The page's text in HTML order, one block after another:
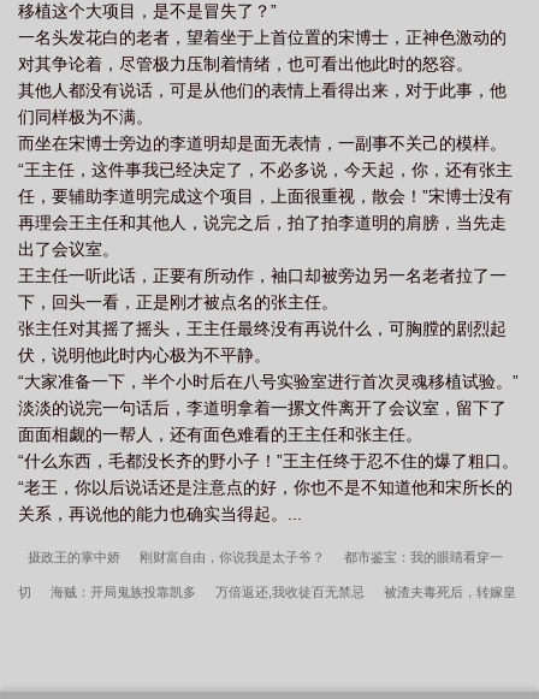
移植这个大项目，是不是冒失了？”
一名头发花白的老者，望着坐于上首位置的宋博士，正神色激动的
对其争论着，尽管极力压制着情绪，也可看出他此时的怒容。
其他人都没有说话，可是从他们的表情上看得出来，对于此事，他
们同样极为不满。
而坐在宋博士旁边的李道明却是面无表情，一副事不关己的模样。
“王主任，这件事我已经决定了，不必多说，今天起，你，还有张主
任，要辅助李道明完成这个项目，上面很重视，散会！”宋博士没有
再理会王主任和其他人，说完之后，拍了拍李道明的肩膀，当先走
出了会议室。
王主任一听此话，正要有所动作，袖口却被旁边另一名老者拉了一
下，回头一看，正是刚才被点名的张主任。
张主任对其摇了摇头，王主任最终没有再说什么，可胸膛的剧烈起
伏，说明他此时内心极为不平静。
“大家准备一下，半个小时后在八号实验室进行首次灵魂移植试验。”
淡淡的说完一句话后，李道明拿着一摞文件离开了会议室，留下了
面面相觑的一帮人，还有面色难看的王主任和张主任。
“什么东西，毛都没长齐的野小子！”王主任终于忍不住的爆了粗口。
“老王，你以后说话还是注意点的好，你也不是不知道他和宋所长的
关系，再说他的能力也确实当得起。...
摄政王的掌中娇 刚财富自由，你说我是太子爷？ 都市鉴宝：我的眼睛看穿一
切 海贼：开局鬼族投靠凯多 万倍返还,我收徒百无禁忌 被渣夫毒死后，转嫁皇